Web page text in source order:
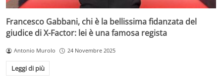
Francesco Gabbani, chi è la bellissima fidanzata del
giudice di X-Factor: lei è una famosa regista
Antonio Murolo 24 Novembre 2025
Leggi di più